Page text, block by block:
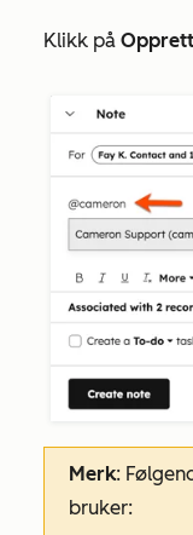
Klikk på
Merk:
bruker: